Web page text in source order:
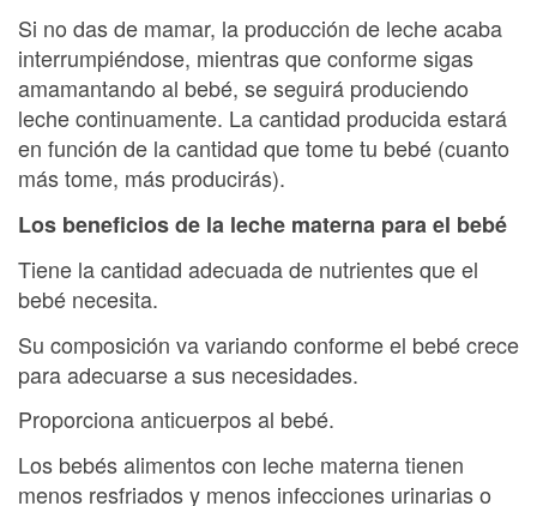
Si no das de mamar, la producción de leche acaba
interrumpiéndose, mientras que conforme sigas
amamantando al bebé, se seguirá produciendo
leche continuamente. La cantidad producida estará
en función de la cantidad que tome tu bebé (cuanto
más tome, más producirás).
Los beneficios de la leche materna para el bebé
Tiene la cantidad adecuada de nutrientes que el
bebé necesita.
Su composición va variando conforme el bebé crece
para adecuarse a sus necesidades.
Proporciona anticuerpos al bebé.
Los bebés alimentos con leche materna tienen
menos resfriados y menos infecciones urinarias o